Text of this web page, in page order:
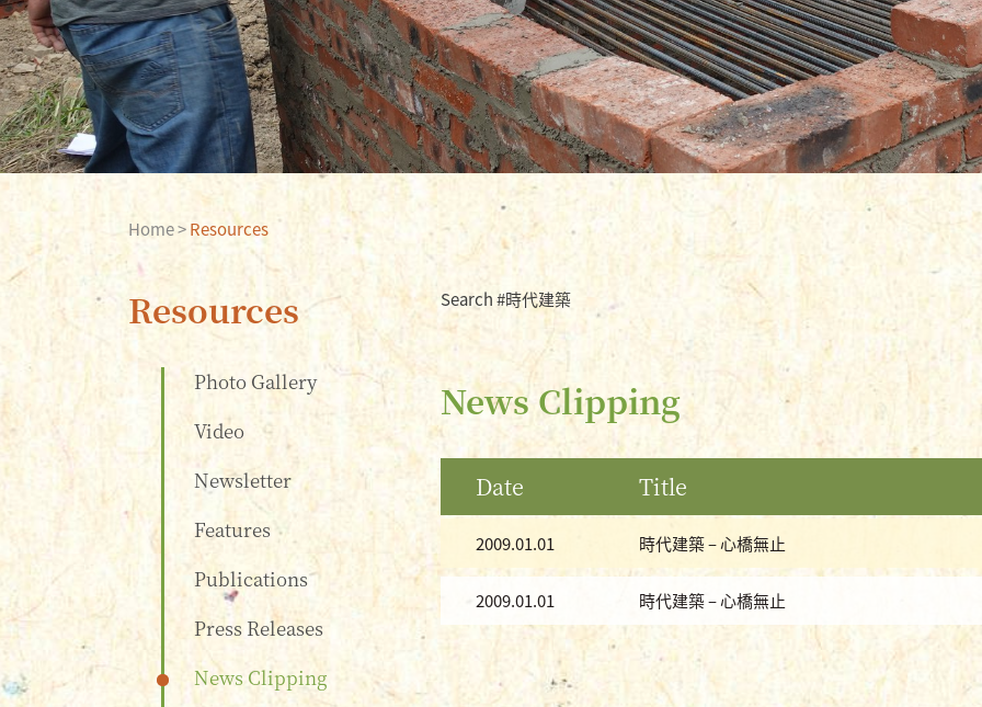
Home>Resources
Resources
Photo Gallery
Video
Newsletter
Features
Publications
Press Releases
News Clipping
Search #時代建築
News Clipping
Date Title
2009.01.01 時代建築 – 心橋無止
2009.01.01 時代建築 – 心橋無止